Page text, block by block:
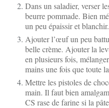
Dans un saladier, verser
beurre pommade. Bien
un peu épaissir et blanchir.
Ajouter l’œuf un peu
belle crème. Ajouter la
en plusieurs fois,
mains une fois que toute
Mettre les pistoles de
main. Il faut bien
CS rase de farine si la